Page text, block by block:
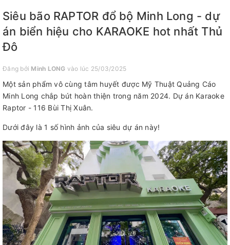
Siêu bão RAPTOR đổ bộ Minh Long - dự
án biển hiệu cho KARAOKE hot nhất Thủ
Đô
Đăng bởi Minh LONG vào lúc 25/03/2025
Một sản phẩm vô cùng tâm huyết được Mỹ Thuật Quảng Cáo
Minh Long chắp bút hoàn thiện trong năm 2024. Dự án Karaoke
Raptor - 116 Bùi Thị Xuân.
Dưới đây là 1 số hình ảnh của siêu dự án này!